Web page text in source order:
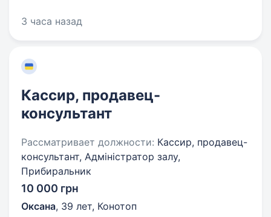
3 часа назад
Кассир, продавец-
консультант
Рассматривает должности: Кассир, продавец-
консультант, Адміністратор залу,
Прибиральник
10 000 грн
Оксана, 39 лет, Конотоп